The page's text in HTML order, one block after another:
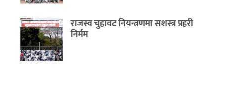
राजस्व चुहावट नियन्त्रणमा सशस्त्र प्रहरी
निर्मम